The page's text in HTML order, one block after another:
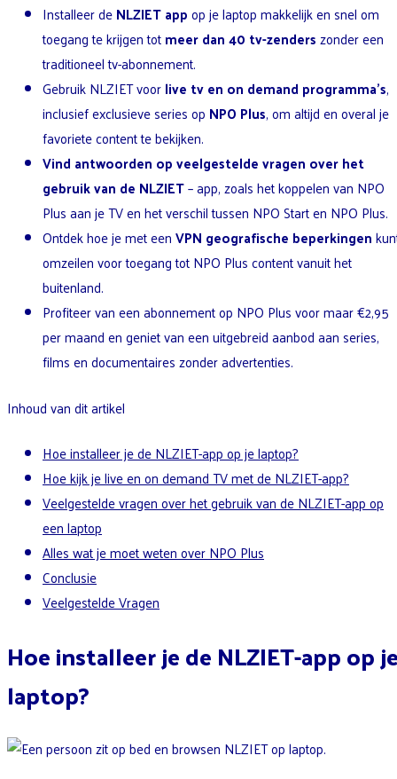
Installeer deNLZIET appop je laptop makkelijk en snel om
toegang te krijgen totmeer dan 40 tv-zenderszonder een
traditioneel tv-abonnement.
Gebruik NLZIET voorlive tv en on demand programma’s,
inclusief exclusieve series op NPO Plus, om altijd en overal je
favoriete content te bekijken.
Vind antwoorden op veelgestelde vragen over het
gebruik van de NLZIET– app, zoals het koppelen van NPO
Plus aan je TV en het verschil tussen NPO Start en NPO Plus.
Ontdek hoe je met eenVPN geografische beperkingen
omzeilen voor toegang tot NPO Plus content vanuit het
buitenland.
Profiteer van een abonnement op NPO Plus voor maar €2,95
per maand en geniet van een uitgebreid aanbod aan series,
films en documentaires zonder advertenties.
Inhoud van dit artikel
Hoe installeer je de NLZIET-app op je laptop?
Hoe kijk je live en on demand TV met de NLZIET-app?
Veelgestelde vragen over het gebruik van de NLZIET-app op
een laptop
Alles wat je moet weten over NPO Plus
Conclusie
Veelgestelde Vragen
Hoe installeer je de NLZIET-app op
laptop?